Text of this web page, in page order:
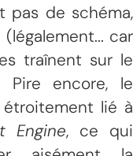
pas de schéma,
(légalement... car
traînent sur le
Pire encore, le
lié à
Engine, ce qui